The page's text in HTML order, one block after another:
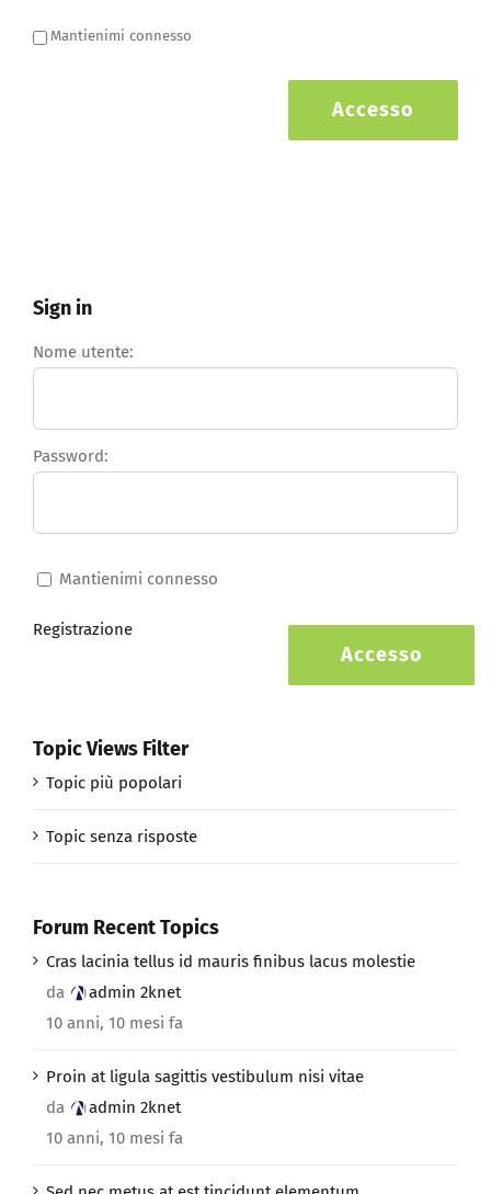
Mantienimi connesso
Accesso
Sign in
Nome utente:
Password:
Mantienimi connesso
Accesso
Registrazione
Topic Views Filter
Topic più popolari
Topic senza risposte
Forum Recent Topics
Cras lacinia tellus id mauris finibus lacus molestie
da
admin 2knet
10 anni, 10 mesi fa
Proin at ligula sagittis vestibulum nisi vitae
da
admin 2knet
10 anni, 10 mesi fa